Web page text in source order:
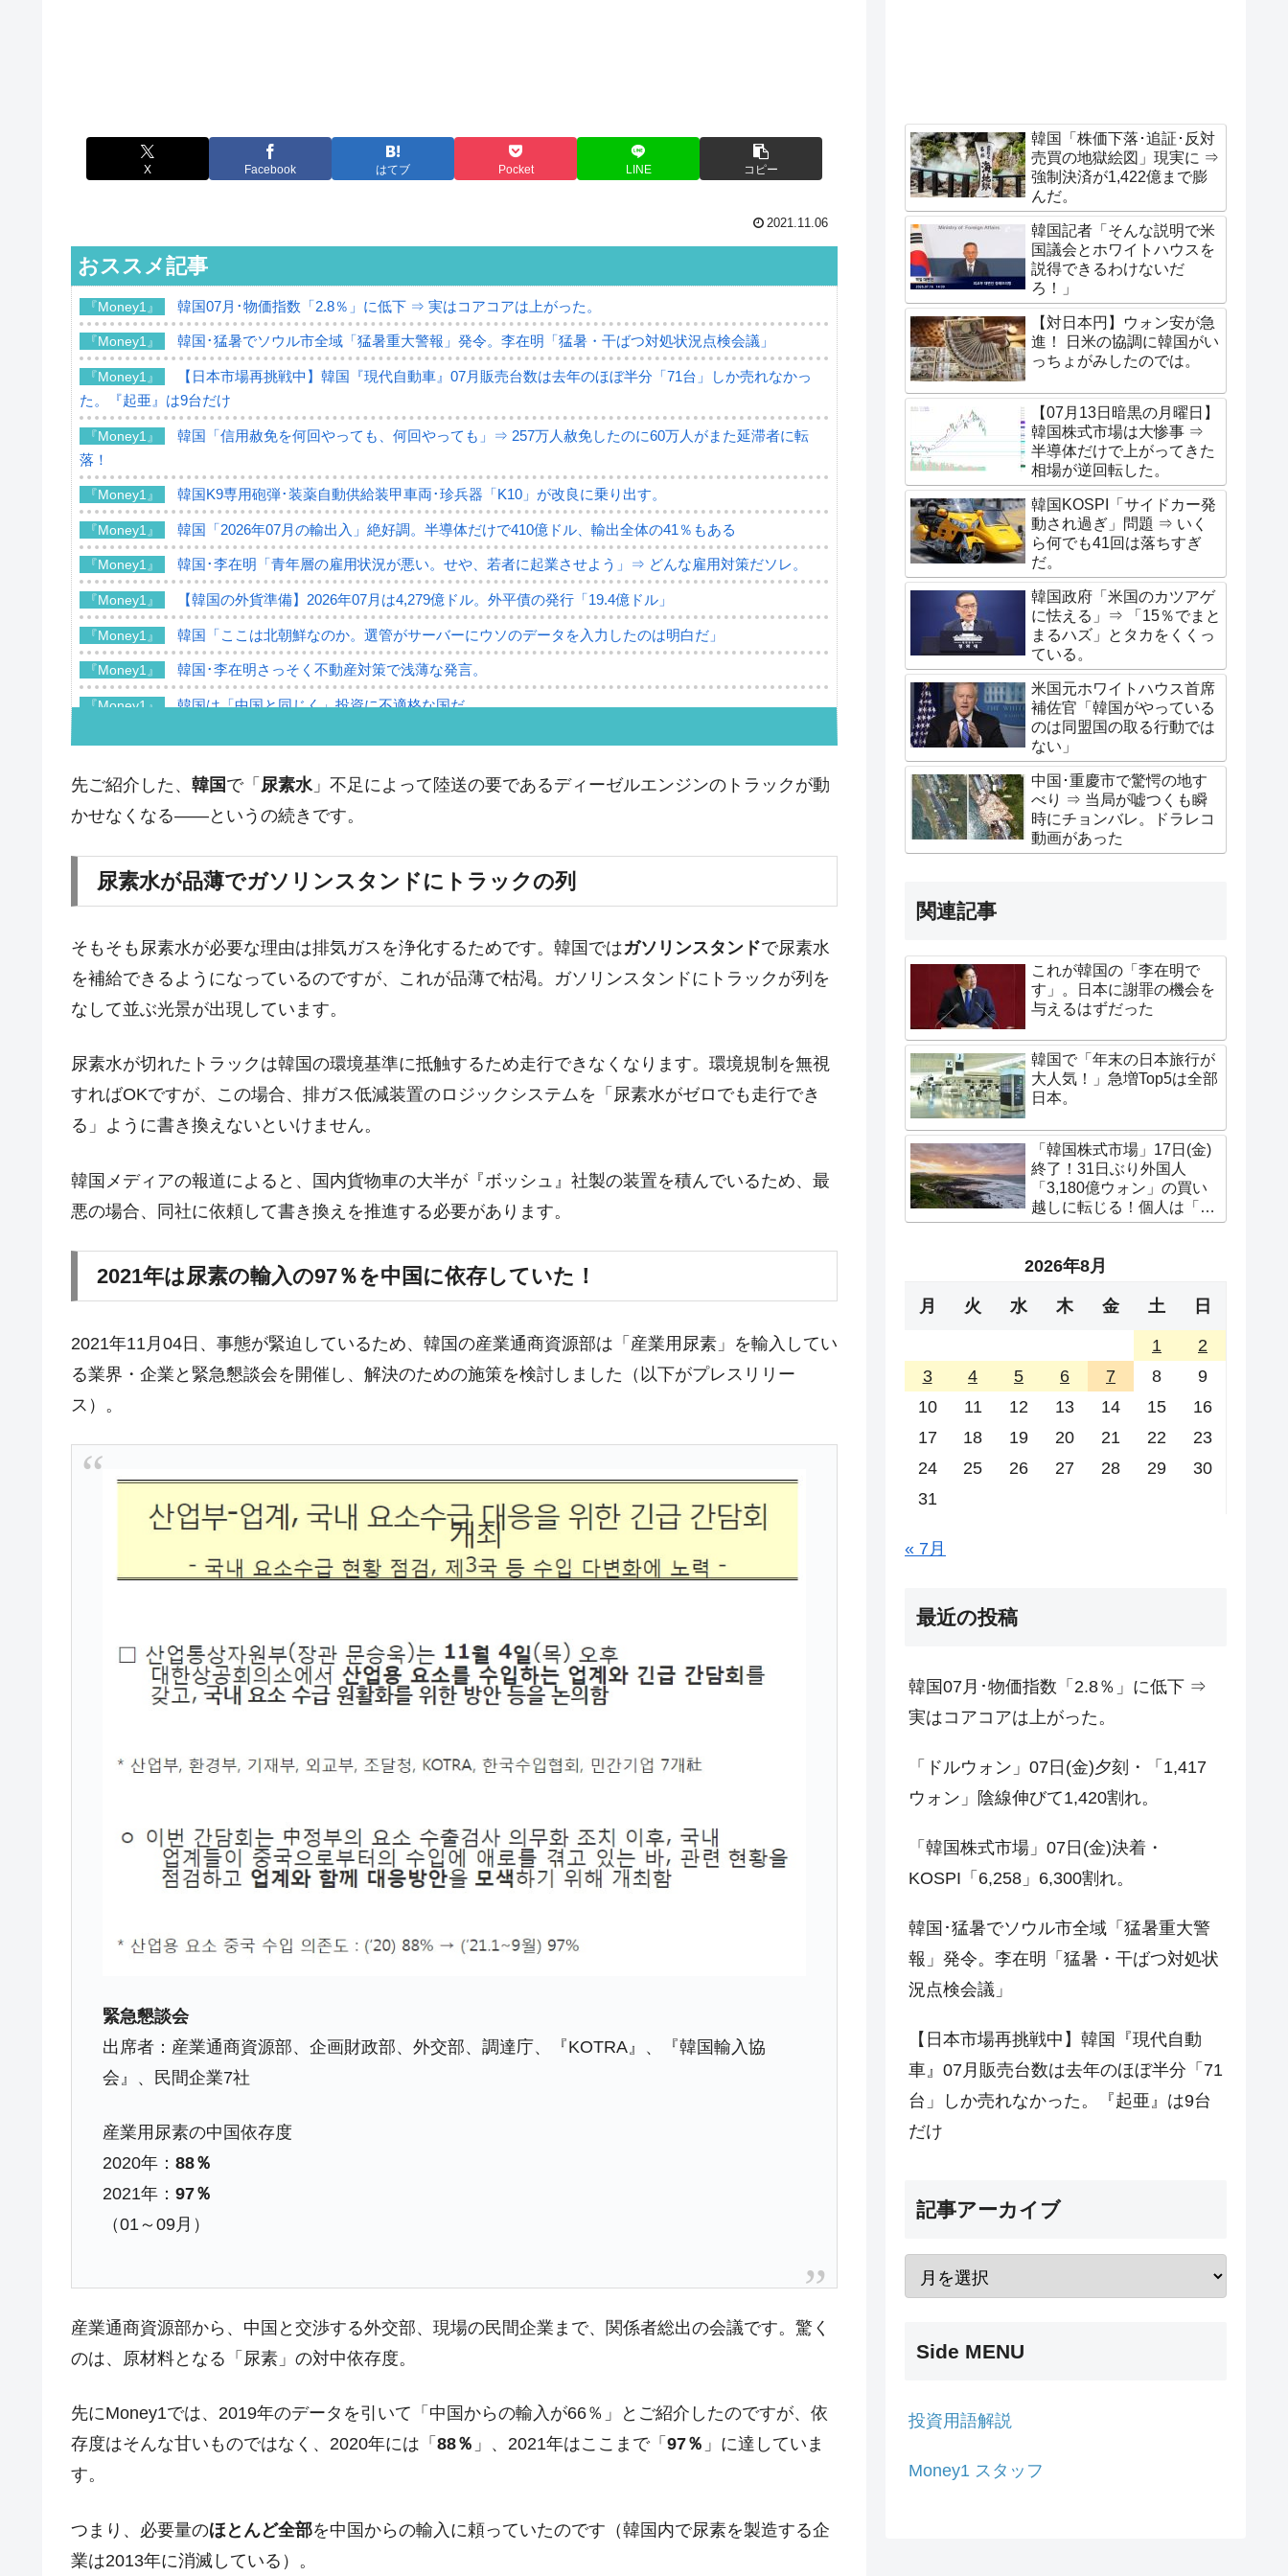
X Facebook はてブ Pocket LINE コピー
2021.11.06
おススメ記事
『Money1』 韓国07月･物価指数「2.8％」に低下 ⇒ 実はコアコアは上がった。
『Money1』 韓国･猛暑でソウル市全域「猛暑重大警報」発令。李在明「猛暑・干ばつ対処状況点検会議」
『Money1』
【日本市場再挑戦中】韓国『現代自動車』07月販売台数は去年のほぼ半分「71台」しか売れなかっ
た。『起亜』は9台だけ
『Money1』
韓国「信用赦免を何回やっても、何回やっても」⇒ 257万人赦免したのに60万人がまた延滞者に転
落！
『Money1』 韓国K9専用砲弾･装薬自動供給装甲車両･珍兵器「K10」が改良に乗り出す。
『Money1』 韓国「2026年07月の輸出入」絶好調。半導体だけで410億ドル、輸出全体の41％もある
『Money1』 韓国･李在明「青年層の雇用状況が悪い。せや、若者に起業させよう」⇒ どんな雇用対策だソレ。
『Money1』 【韓国の外貨準備】2026年07月は4,279億ドル。外平債の発行「19.4億ドル」
『Money1』 韓国「ここは北朝鮮なのか。選管がサーバーにウソのデータを入力したのは明白だ」
『Money1』 韓国･李在明さっそく不動産対策で浅薄な発言。
『Money1』 韓国は「中国と同じく」投資に不適格な国だ。
『Money1』 韓国･外為取引量「1日当たり1,214.4億ドル」まで拡大 ⇒ 海外資金の動きに強く左右される状態
『Money1』 韓国･帰ってきた李在明。李在明を支持しない「50.5％」に上昇
壟断
『Money1』 韓国･警察職員が「丸刈りになって抗議活動」
『Money1』 中国だけが鉄鋼輸出を異常増加させる ⇒ 中国の過剰生産が世界を蝕む。
『Money1』 韓国製造業「半導体絶好調」のウラで他業種は全般的「不調」⇒ PSIが示す現況は決して良くない。
『Money1』 【米韓激突案件】韓国消費者院が『クーパン』1人当たり賠償10万ウォンを認定 ⇒ 総額3兆7,000億
『Money1』 【対日本円】ウォン安が急進！ 日米の協調に韓国がいっちょがみしたのでは。
1.9倍！
『Money1』
在韓米国大使スティールが着韓！⇒ さっそく空港に詰めかけ「出て行け！」「極右勢力」のプラカー
『Money1』 韓国政府「2035年までに18.4GW規模のAIデータセンター整備」⇒ だから無理だってば。
『Money1』 JPモルガン「韓国レバレッジETFの清算はほぼ終わった」
『Money1』 韓国『国民年金公団』株価暴落で200兆蒸発。
『Money1』 韓国政府「ニセＫ-ブランドを通報しようキャンペーン」⇒ あの名物教授も登場！
『Money1』
『Money1』 韓国鉄鋼最大手『POSCO』ズブズブ沈む。営業利益80.2％も減少
『Money1』
米国下院「韓国の公務員個人をターゲットにぶん殴る法案」提出！⇒ クーパン問題は合衆国企業に対
する差別。許してはおかぬ
韓国ボンクラ政策室長･金容範、株価暴落に他人事のような発言。
韓国半導体『SKハイニックス』2026年2Qの業績「史上最高益」当期純利益は前年同期比13.4倍に。
『Money1』
【速報】韓国株式市場の暴落・本日07月29日(水)もサイドカー・サーキットブレイカーの二段コンボ
発動！
『Money1』 IT産業は人を雇用する効果は低い。全産業の半分未満しか雇用を生まない
夏の甲子園、優勝校を最も多く輩出している都道府県とは？
奇跡の毛色「白毛馬」とは？
全て勝つといくら？ 競馬GI競走で勝利騎手がもらえる賞金とは？
Fact1 発表から2日で大崩壊、鳴かず飛ばずに終わりそうなスーパーリーグとは？
Fact1 甲子園通算本塁打、最多の清原に次いで多く打っている意外な選手とは？
Fact1 セレクトセールの高額取引馬が稼いだ金額とは？
先ご紹介した、 韓国 で「 尿素水」不足によって陸送の要であるディーゼルエンジンのトラックが動
かせなくなる――というの続きです。
尿素水が品薄でガソリンスタンドにトラックの列
そもそも尿素水が必要な理由は排気ガスを浄化するためです。韓国ではガソリンスタンドで尿素水
を補給できるようになっているのですが、これが品薄で枯渇。ガソリンスタンドにトラックが列を
なして並ぶ光景が出現しています。
尿素水が切れたトラックは韓国の環境基準に抵触するため走行できなくなります。環境規制を無視
すればOKですが、この場合、排ガス低減装置のロジックシステムを「尿素水がゼロでも走行でき
る」ように書き換えないといけません。
韓国メディアの報道によると、国内貨物車の大半が『ボッシュ』社製の装置を積んでいるため、最
悪の場合、同社に依頼して書き換えを推進する必要があります。
2021年は尿素の輸入の97％を中国に依存していた！
2021年11月04日、事態が緊迫しているため、韓国の産業通商資源部は「産業用尿素」を輸入してい
る業界・企業と緊急懇談会を開催し、解決のための施策を検討しました（以下がプレスリリー
ス）。
緊急懇談会
出席者：産業通商資源部、企画財政部、外交部、調達庁、『KOTRA』、『韓国輸入協
会』、民間企業7社
産業用尿素の中国依存度
2020年：88％
2021年：97％
（01～09月）
産業通商資源部から、中国と交渉する外交部、現場の民間企業まで、関係者総出の会議です。驚く
のは、原材料となる「尿素」の対中依存度。
先にMoney1では、2019年のデータを引いて「中国からの輸入が66％」とご紹介したのですが、依
存度はそんな甘いものではなく、2020年には「 88％ 」、2021年はここまで「 97％ 」に達していま
す。
つまり、必要量のほとんど全部を中国からの輸入に頼っていたのです（韓国内で尿素を製造する企
業は2013年に消滅している）。
韓国「株価下落･追証･反対
売買の地獄絵図」現実に ⇒
強制決済が1,422億まで膨
んだ。
韓国記者「そんな説明で米
国議会とホワイトハウスを
説得できるわけないだ
ろ！」
【対日本円】ウォン安が急
進！ 日米の協調に韓国がい
っちょがみしたのでは。
【07月13日暗黒の月曜日】
韓国株式市場は大惨事 ⇒
半導体だけで上がってきた
相場が逆回転した。
韓国KOSPI「サイドカー発
動され過ぎ」問題 ⇒ いく
ら何でも41回は落ちすぎ
だ。
韓国政府「米国のカツアゲ
に怯える」⇒ 「15％でまと
まるハズ」とタカをくくっ
ている。
米国元ホワイトハウス首席
補佐官「韓国がやっている
のは同盟国の取る行動では
ない」
中国･重慶市で驚愕の地す
べり ⇒ 当局が嘘つくも瞬
時にチョンバレ。ドラレコ
動画があった
関連記事
これが韓国の「李在明で
す」。日本に謝罪の機会を
与えるはずだった
韓国で「年末の日本旅行が
大人気！」急増Top5は全部
日本。
「韓国株式市場」17日(金)
終了！31日ぶり外国人
「3,180億ウォン」の買い
越しに転じる！個人は「利
確売り」
2026年8月
月 火 水 木 金 土 日
1
2
3
4 5 6 7 8
9
10
11 12 13 14 15
16
17
18 19 20 21 22
23
24
25 26 27 28 29
30
31
« 7月
最近の投稿
韓国07月･物価指数「2.8％」に低下 ⇒
実はコアコアは上がった。
「ドルウォン」07日(金)夕刻・「1,417
ウォン」陰線伸びて1,420割れ。
「韓国株式市場」07日(金)決着・
KOSPI「6,258」6,300割れ。
韓国･猛暑でソウル市全域「猛暑重大警
報」発令。李在明「猛暑・干ばつ対処状
況点検会議」
【日本市場再挑戦中】韓国『現代自動
車』07月販売台数は去年のほぼ半分「71
台」しか売れなかった。『起亜』は9台
だけ
記事アーカイブ
Side MENU
投資用語解説
Money1 スタッフ